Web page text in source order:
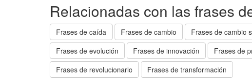
Relacionadas con las frases
Frases de caída Frases de cambio Frases de cambio
Frases de evolución
Frases de innovación Frases de
Frases de revolucionario
Frases de transformación